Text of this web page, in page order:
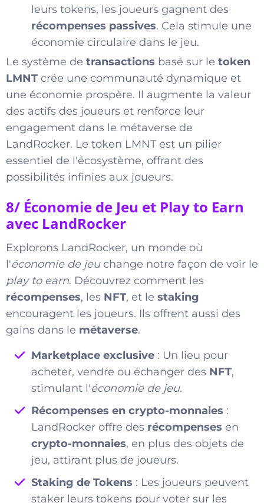
leurs tokens, les joueurs gagnent des
récompenses passives. Cela stimule une
économie circulaire dans le jeu.
Le système de transactions basé sur le token
LMNT crée une communauté dynamique et
une économie prospère. Il augmente la valeur
des actifs des joueurs et renforce leur
engagement dans le métaverse de
LandRocker. Le token LMNT est un pilier
essentiel de l'écosystème, offrant des
possibilités infinies aux joueurs.
8/ Économie de Jeu et Play to Earn
avec LandRocker
Explorons LandRocker, un monde où
l'économie de jeuchange notre façon de voir le
play to earn. Découvrez comment les
récompenses, les NFT, et le staking
encouragent les joueurs. Ils offrent aussi des
gains dans le métaverse.
Marketplace exclusive : Un lieu pour
acheter, vendre ou échanger des NFT,
stimulant l'économie de jeu.
Récompenses en crypto-monnaies :
LandRocker offre des récompenses en
crypto-monnaies, en plus des objets de
jeu, attirant plus de joueurs.
Staking de Tokens : Les joueurs peuvent
staker leurs tokens pour voter sur les